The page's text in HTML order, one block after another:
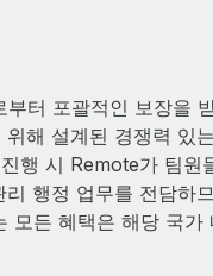
터 포괄적인 보장을
해 설계된 경쟁력 있
행 시 Remote가 팀원
행정 업무를 전담하
든 혜택은 해당 국